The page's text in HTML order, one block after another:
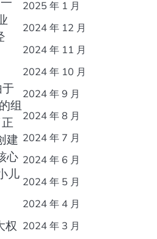
组
建
心
儿
权
2025 年 1 月
2024 年 12 月
2024 年 11 月
2024 年 10 月
2024 年 9 月
2024 年 8 月
2024 年 7 月
2024 年 6 月
2024 年 5 月
2024 年 4 月
2024 年 3 月